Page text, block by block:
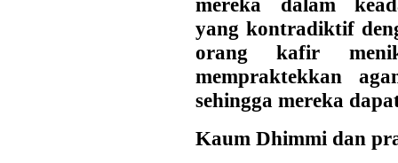
yang kontradiktif
orang kafir
mempraktekkan
sehingga mereka
Kaum Dhimmi dan